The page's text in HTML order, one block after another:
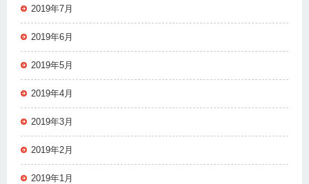
2019年7月
2019年6月
2019年5月
2019年4月
2019年3月
2019年2月
2019年1月